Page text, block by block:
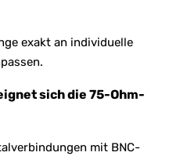
exakt an individuelle
sich die 75-Ohm-
mit BNC-